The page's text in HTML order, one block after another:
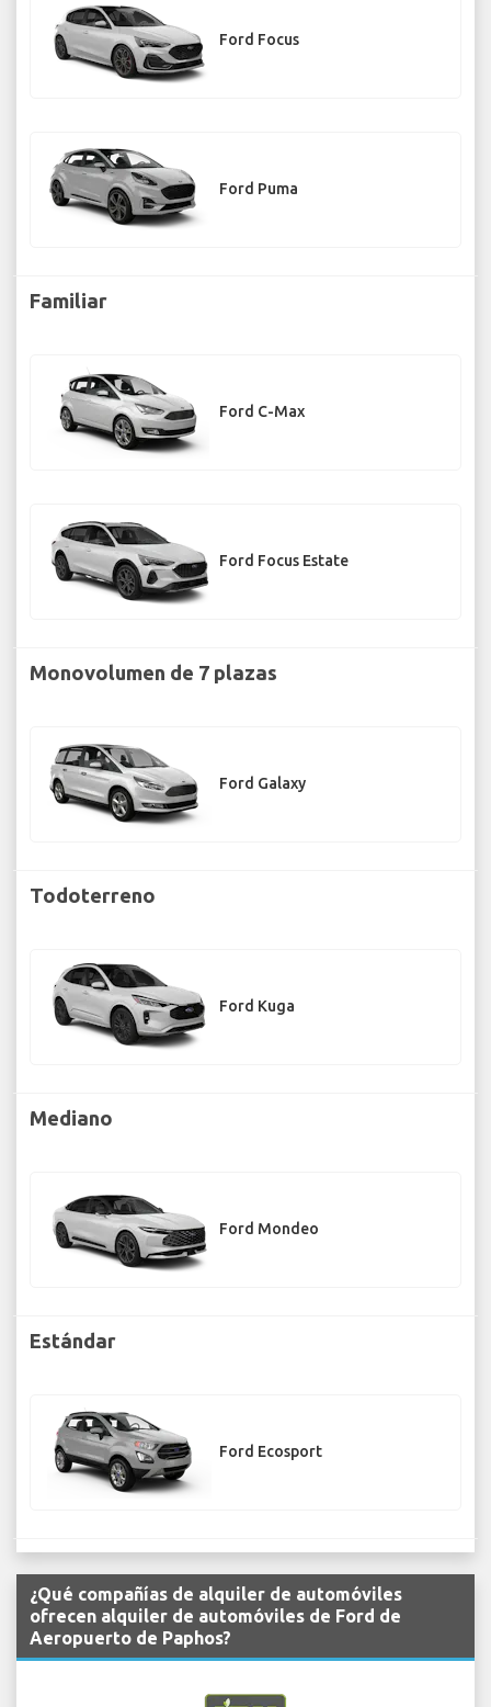
Ford Focus
Ford Puma
Familiar
Ford C-Max
Ford Focus Estate
Monovolumen de 7 plazas
Ford Galaxy
Todoterreno
Ford Kuga
Mediano
Ford Mondeo
Estándar
Ford Ecosport
¿Qué compañías de alquiler de automóviles
ofrecen alquiler de automóviles de Ford de
Aeropuerto de Paphos?